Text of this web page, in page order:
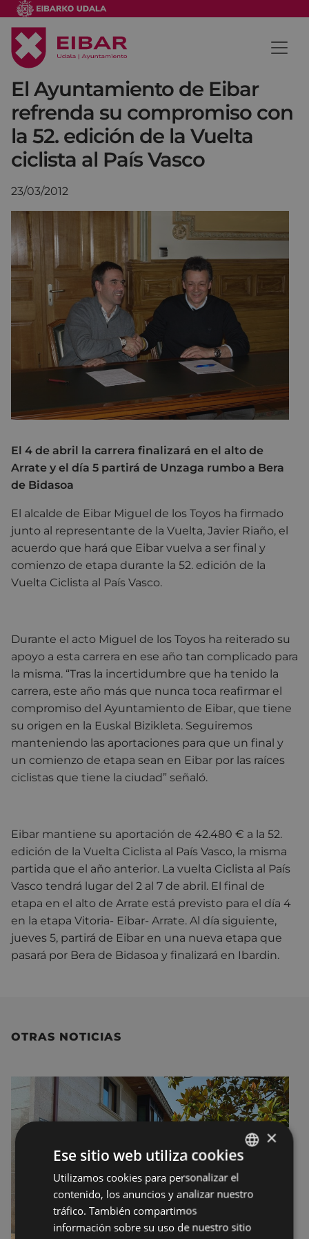
El Ayuntamiento de Eibar
refrenda su compromiso con
la 52. edición de la Vuelta
ciclista al País Vasco
23/03/2012
El 4 de abril la carrera finalizará en el alto de
Arrate y el día 5 partirá de Unzaga rumbo a Bera
de Bidasoa
El alcalde de Eibar Miguel de los Toyos ha firmado
junto al representante de la Vuelta, Javier Riaño, el
acuerdo que hará que Eibar vuelva a ser final y
comienzo de etapa durante la 52. edición de la
Vuelta Ciclista al País Vasco.
Durante el acto Miguel de los Toyos ha reiterado su
apoyo a esta carrera en ese año tan complicado para
la misma. “Tras la incertidumbre que ha tenido la
carrera, este año más que nunca toca reafirmar el
compromiso del Ayuntamiento de Eibar, que tiene
su origen en la Euskal Bizikleta. Seguiremos
manteniendo las aportaciones para que un final y
un comienzo de etapa sean en Eibar por las raíces
ciclistas que tiene la ciudad” señaló.
Eibar mantiene su aportación de 42.480 € a la 52.
edición de la Vuelta Ciclista al País Vasco, la misma
partida que el año anterior. La vuelta Ciclista al País
Vasco tendrá lugar del 2 al 7 de abril. El final de
etapa en el alto de Arrate está previsto para el día 4
en la etapa Vitoria- Eibar- Arrate. Al día siguiente,
jueves 5, partirá de Eibar en una nueva etapa que
pasará por Bera de Bidasoa y finalizará en Ibardin.
OTRAS NOTICIAS
BASQUE
SPANISH
×
Ese sitio web utiliza cookies
Utilizamos cookies para personalizar el
contenido, los anuncios y analizar nuestro
tráfico. También compartimos
información sobre su uso de nuestro sitio